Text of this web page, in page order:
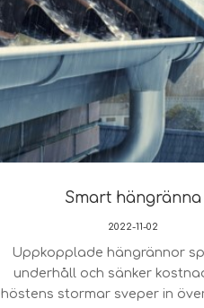
Smart hängränna
2022-11-02
Uppkopplade hängrännor
underhåll och sänker
höstens stormar sveper in